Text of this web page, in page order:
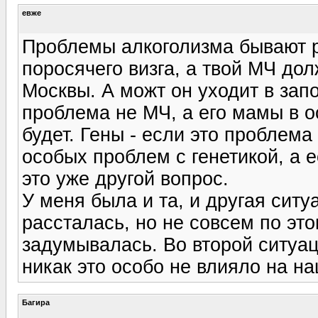
евже
Проблемы алкоголизма бывают
поросячего визга, а твой МЧ
Москвы. А можт он уходит в
проблема не МЧ, а его мамы в
будет. Гены - если это проблема
особых проблем с генетикой, а
это уже другой вопрос.
У меня была и та, и другая
рассталась, но не совсем по
задумывалась. Во второй
никак это особо не влияло на
Багира